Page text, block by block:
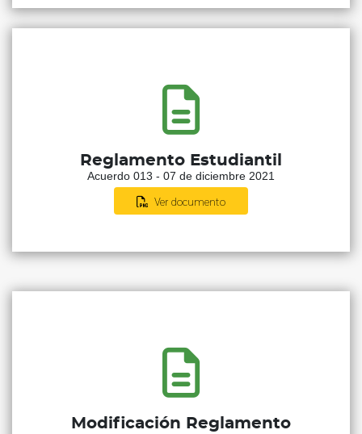
Reglamento Estudiantil
Acuerdo 013 - 07 de diciembre 2021
Ver documento
Modificación Reglamento